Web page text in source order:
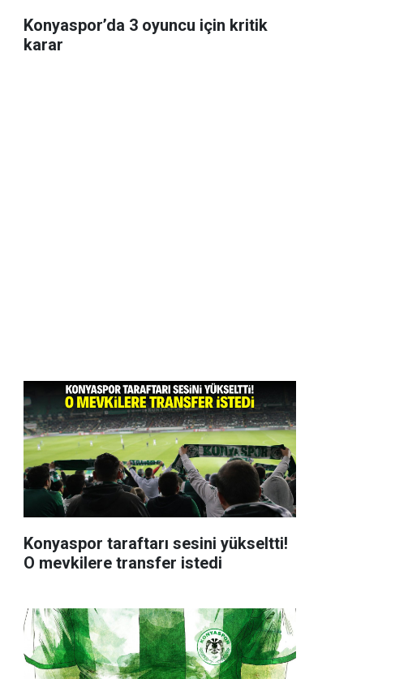
Konyaspor’da 3 oyuncu için kritik
karar
Konyaspor taraftarı sesini yükseltti!
O mevkilere transfer istedi